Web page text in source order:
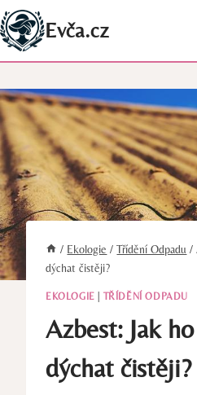
Přeskočit
na
obsah
Evča.cz
/ Ekologie / Třídění Odpadu /
dýchat čistěji?
EKOLOGIE TŘÍDĚNÍ ODPADU
Azbest: Jak
dýchat čistěji?